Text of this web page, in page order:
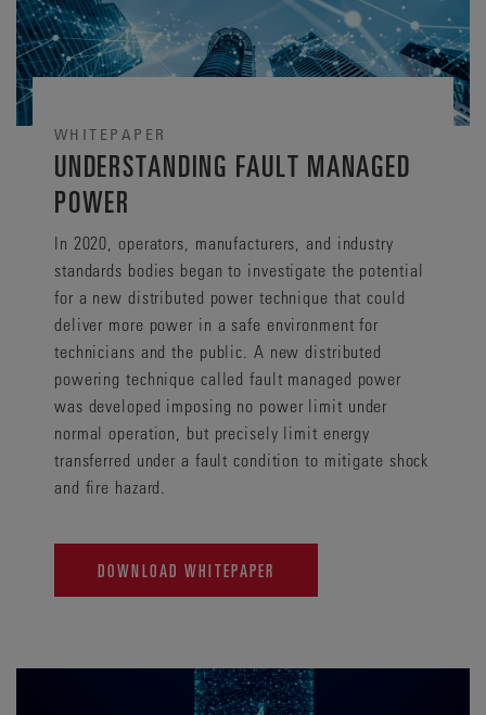
WHITEPAPER
UNDERSTANDING FAULT MANAGED
POWER
In 2020, operators, manufacturers, and industry
standards bodies began to investigate the potential
for a new distributed power technique that could
deliver more power in a safe environment for
technicians and the public. A new distributed
powering technique called fault managed power
was developed imposing no power limit under
normal operation, but precisely limit energy
transferred under a fault condition to mitigate shock
and fire hazard.
DOWNLOAD WHITEPAPER